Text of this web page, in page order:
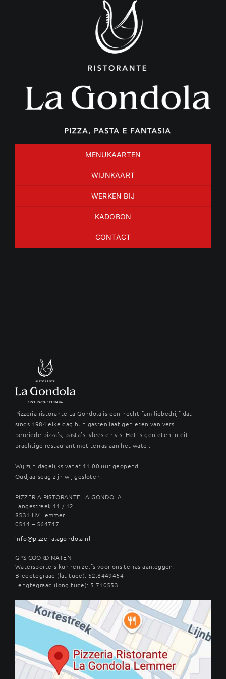
MENUKAARTEN
WIJNKAART
WERKEN BIJ
KADOBON
CONTACT
Pizzeria ristorante La Gondola is een hecht familiebedrijf dat
sinds 1984 elke dag hun gasten laat genieten van vers
bereidde pizza’s, pasta’s, vlees en vis. Het is genieten in dit
prachtige restaurant met terras aan het water.
Wij zijn dagelijks vanaf 11.00 uur geopend.
Oudjaarsdag zijn wij gesloten.
PIZZERIA RISTORANTE LA GONDOLA
Langestreek 11 / 12
8531 HV Lemmer
0514 – 564747
info@pizzerialagondola.nl
GPS COÖRDINATEN
Watersporters kunnen zelfs voor ons terras aanleggen.
Breedtegraad (latitude): 52.8449464
Lengtegraad (longitude): 5.710553